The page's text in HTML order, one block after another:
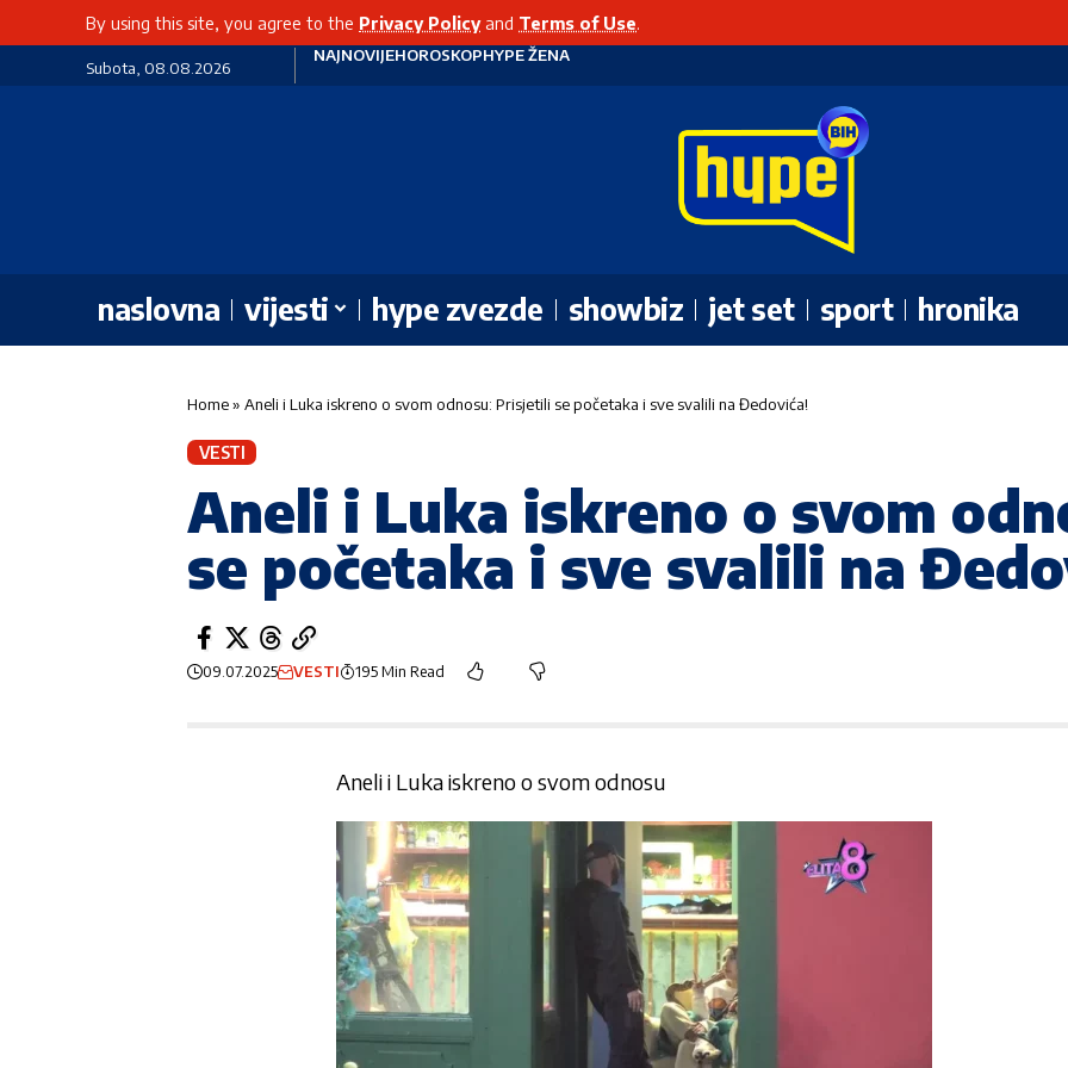
By using this site, you agree to the Privacy Policyand Terms of Use.
Subota, 08.08.2026
NAJNOVIJEHOROSKOPHYPE ŽENA
naslovna vijesti hype zvezde showbiz jet set sport hronika
Home» Aneli i Luka iskreno o svom odnosu: Prisjetili se početaka i sve svalili na Đedovića!
VESTI
Aneli i Luka iskreno o svom
se početaka i sve svalili na
09.07.2025 VESTI 195 Min Read
Aneli i Luka iskreno o svom odnosu